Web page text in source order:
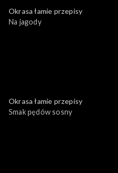
Okrasa łamie przepisy
Na jagody
Okrasa łamie przepisy
Smak pędów sosny